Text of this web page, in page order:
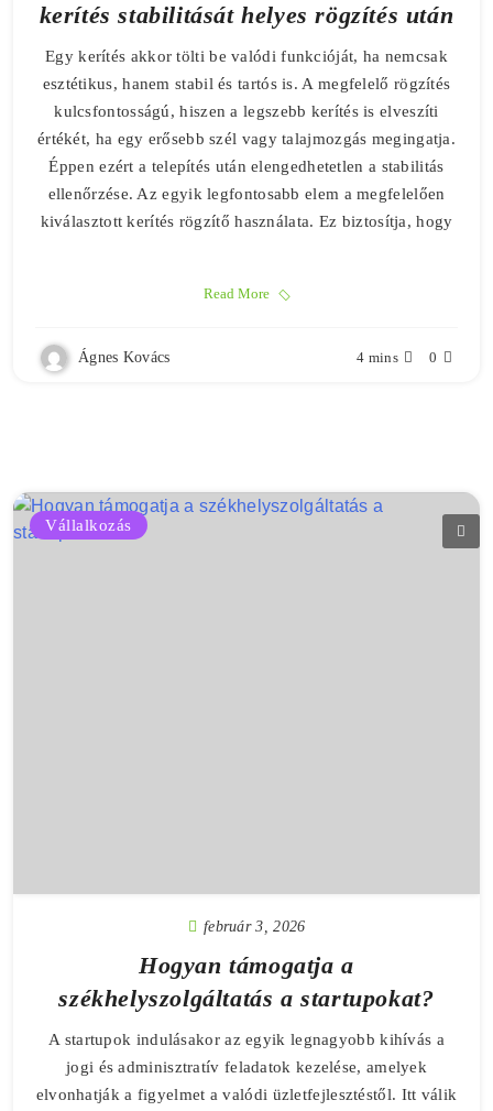
kerítés stabilitását helyes rögzítés után
Egy kerítés akkor tölti be valódi funkcióját, ha nemcsak
esztétikus, hanem stabil és tartós is. A megfelelő rögzítés
kulcsfontosságú, hiszen a legszebb kerítés is elveszíti
értékét, ha egy erősebb szél vagy talajmozgás megingatja.
Éppen ezért a telepítés után elengedhetetlen a stabilitás
ellenőrzése. Az egyik legfontosabb elem a megfelelően
kiválasztott kerítés rögzítő használata. Ez biztosítja, hogy
Read More
Ágnes Kovács 4 mins 0
Vállalkozás
február 3, 2026
Hogyan támogatja a
székhelyszolgáltatás a startupokat?
A startupok indulásakor az egyik legnagyobb kihívás a
jogi és adminisztratív feladatok kezelése, amelyek
elvonhatják a figyelmet a valódi üzletfejlesztéstől. Itt válik